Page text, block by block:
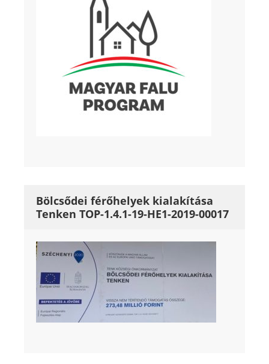
Bölcsődei férőhelyek kialakítása
Tenken TOP-1.4.1-19-HE1-2019-00017